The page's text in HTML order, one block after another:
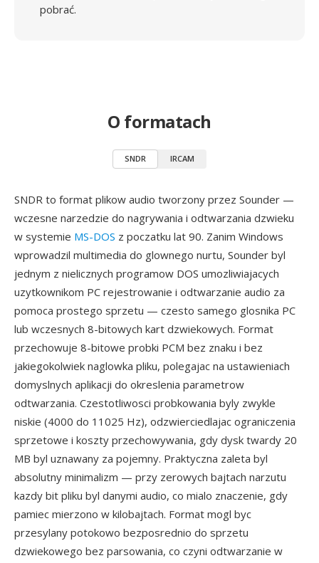
pobrać.
O formatach
SNDR IRCAM
SNDR to format plikow audio tworzony przez Sounder —
wczesne narzedzie do nagrywania i odtwarzania dzwieku
w systemie MS-DOS z poczatku lat 90. Zanim Windows
wprowadzil multimedia do glownego nurtu, Sounder byl
jednym z nielicznych programow DOS umozliwiajacych
uzytkownikom PC rejestrowanie i odtwarzanie audio za
pomoca prostego sprzetu — czesto samego glosnika PC
lub wczesnych 8-bitowych kart dzwiekowych. Format
przechowuje 8-bitowe probki PCM bez znaku i bez
jakiegokolwiek naglowka pliku, polegajac na ustawieniach
domyslnych aplikacji do okreslenia parametrow
odtwarzania. Czestotliwosci probkowania byly zwykle
niskie (4000 do 11025 Hz), odzwierciedlajac ograniczenia
sprzetowe i koszty przechowywania, gdy dysk twardy 20
MB byl uznawany za pojemny. Praktyczna zaleta byl
absolutny minimalizm — przy zerowych bajtach narzutu
kazdy bit pliku byl danymi audio, co mialo znaczenie, gdy
pamiec mierzono w kilobajtach. Format mogl byc
przesylany potokowo bezposrednio do sprzetu
dzwiekowego bez parsowania, co czyni odtwarzanie w